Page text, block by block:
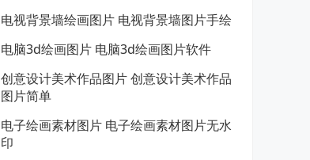
电视背景墙绘画图片 电视背景墙图片手绘
电脑3d绘画图片 电脑3d绘画图片软件
创意设计美术作品图片 创意设计美术作品
图片简单
电子绘画素材图片 电子绘画素材图片无水
印